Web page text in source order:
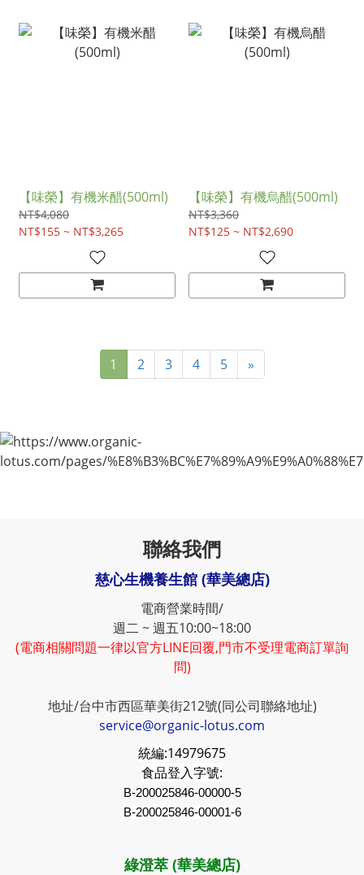
【味榮】有機米醋(500ml)
NT$4,080
NT$155 ~ NT$3,265
【味榮】有機烏醋(500ml)
NT$3,360
NT$125 ~ NT$2,690
1 2 3 4 5 »
聯絡我們
慈心生機養生館 (華美總店)
電商營業時間/
週二 ~ 週五10:00~18:00
(電商相關問題一律以官方LINE回覆,門市不受理電商訂單詢
問)
地址/台中市西區華美街212號(同公司聯絡地址)
service@organic-lotus.com
統編:14979675
食品登入字號:
B-200025846-00000-5
B-200025846-00001-6
綠澄萃 (華美總店)